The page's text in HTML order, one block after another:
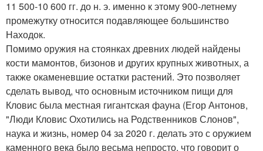
11 500-10 600 гг. до н. э. именно к этому 900-летнему
промежутку относится подавляющее большинство
Находок.
Помимо оружия на стоянках древних людей найдены
кости мамонтов, бизонов и других крупных животных, а
также окаменевшие остатки растений. Это позволяет
сделать вывод, что основным источником пищи для
Кловис была местная гигантская фауна (Егор Антонов,
"Люди Кловис Охотились на Родственников Слонов",
наука и жизнь, номер 04 за 2020 г. делать это с оружием
каменного века было весьма непросто, что говорит о